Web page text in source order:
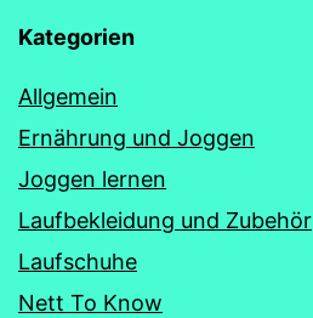
Kategorien
Allgemein
Ernährung und Joggen
Joggen lernen
Laufbekleidung und Zubehör
Laufschuhe
Nett To Know